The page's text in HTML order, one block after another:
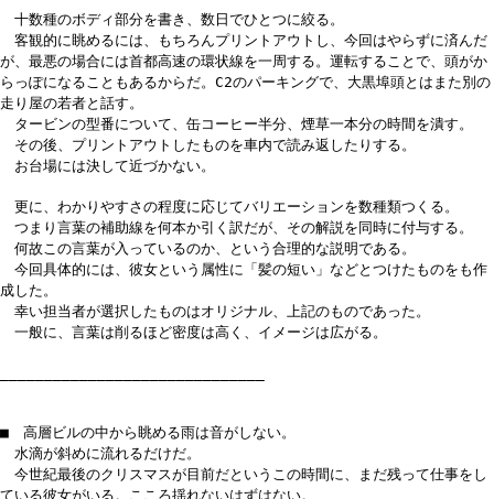
十数種のボディ部分を書き、数日でひとつに絞る。
客観的に眺めるには、もちろんプリントアウトし、今回はやらずに済んだ
が、最悪の場合には首都高速の環状線を一周する。運転することで、頭がか
らっぽになることもあるからだ。C2のパーキングで、大黒埠頭とはまた別の
走り屋の若者と話す。
タービンの型番について、缶コーヒー半分、煙草一本分の時間を潰す。
その後、プリントアウトしたものを車内で読み返したりする。
お台場には決して近づかない。
更に、わかりやすさの程度に応じてバリエーションを数種類つくる。
つまり言葉の補助線を何本か引く訳だが、その解説を同時に付与する。
何故この言葉が入っているのか、という合理的な説明である。
今回具体的には、彼女という属性に「髪の短い」などとつけたものをも作
成した。
幸い担当者が選択したものはオリジナル、上記のものであった。
一般に、言葉は削るほど密度は高く、イメージは広がる。
■ 高層ビルの中から眺める雨は音がしない。
水滴が斜めに流れるだけだ。
今世紀最後のクリスマスが目前だというこの時間に、まだ残って仕事をし
ている彼女がいる。こころ揺れないはずはない。